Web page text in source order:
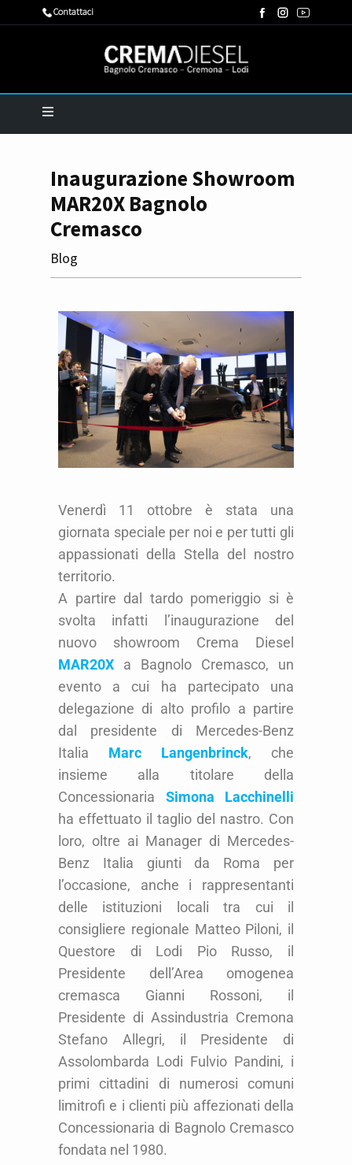
​Contattaci
Inaugurazione Showroom
MAR20X Bagnolo
Cremasco
Blog
Venerdì 11 ottobre è stata una
giornata speciale per noi e per tutti gli
appassionati della Stella del nostro
territorio.
A partire dal tardo pomeriggio si è
svolta infatti l’inaugurazione del
nuovo showroom Crema Diesel
MAR20X a Bagnolo Cremasco, un
evento a cui ha partecipato una
delegazione di alto profilo a partire
dal presidente di Mercedes-Benz
Italia Marc Langenbrinck, che
insieme alla titolare della
Concessionaria Simona Lacchinelli
ha effettuato il taglio del nastro. Con
loro, oltre ai Manager di Mercedes-
Benz Italia giunti da Roma per
l’occasione, anche i rappresentanti
delle istituzioni locali tra cui il
consigliere regionale Matteo Piloni, il
Questore di Lodi Pio Russo, il
Presidente dell’Area omogenea
cremasca Gianni Rossoni, il
Presidente di Assindustria Cremona
Stefano Allegri, il Presidente di
Assolombarda Lodi Fulvio Pandini, i
primi cittadini di numerosi comuni
limitrofi e i clienti più affezionati della
Concessionaria di Bagnolo Cremasco
fondata nel 1980.